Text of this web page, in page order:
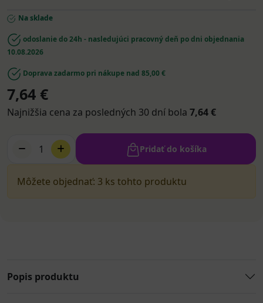
Na sklade
odoslanie do 24h - nasledujúci pracovný deň po dni objednania
10.08.2026
Doprava zadarmo pri nákupe nad 85,00 €
7,64 €
Najnižšia cena za posledných 30 dní bola 7,64 €
1 Pridať do košíka
Môžete objednať: 3 ks tohto produktu
Popis produktu